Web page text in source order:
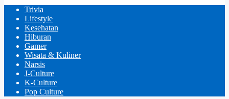
Trivia
Lifestyle
Kesehatan
Hiburan
Gamer
Wisata & Kuliner
Narsis
J-Culture
K-Culture
Pop Culture